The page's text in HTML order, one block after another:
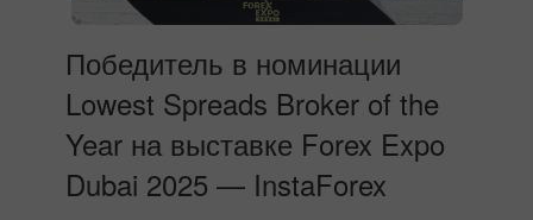
Победитель в номинации
Lowest Spreads Broker of the
Year на выставке Forex Expo
Dubai 2025 — InstaForex